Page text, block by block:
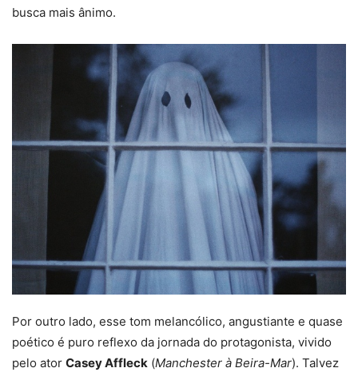
busca mais ânimo.
Por outro lado, esse tom melancólico, angustiante e quase
poético é puro reflexo da jornada do protagonista, vivido
pelo ator Casey Affleck (Manchester à Beira-Mar). Talvez